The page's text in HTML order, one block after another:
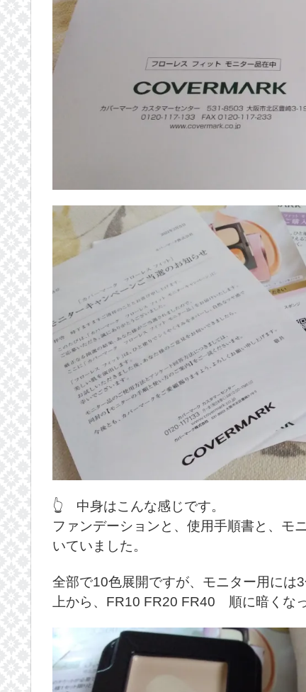
👆 中身はこんな感じです。
ファンデーションと、使用手順書と、モ
いていました。
全部で10色展開ですが、モニター用には3
上から、FR10 FR20 FR40 順に暗くな